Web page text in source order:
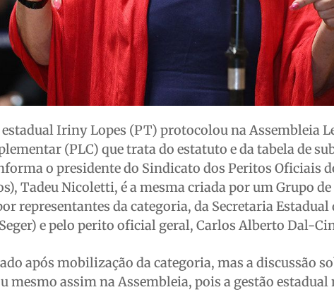
estadual Iriny Lopes (PT) protocolou na Assembleia
(PLC) que trata do estatuto e da tabela de
o presidente do Sindicato dos Peritos Oficiais
Tadeu Nicoletti, é a mesma criada por um Grupo
representantes da categoria, da Secretaria Estadual
e pelo perito oficial geral, Carlos Alberto Dal-
após mobilização da categoria, mas a discussão
mesmo assim na Assembleia, pois a gestão